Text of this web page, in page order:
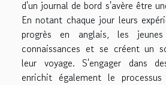
d'un journal de bord s'avère être
En notant chaque jour leurs
progrès en anglais, les
connaissances et se créent un
leur voyage. S'engager dans
enrichit également le processus